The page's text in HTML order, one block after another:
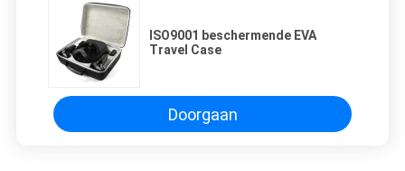
ISO9001 beschermende EVA
Travel Case
Doorgaan